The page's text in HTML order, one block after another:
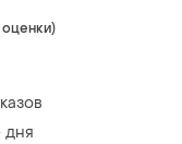
оценки)
дня